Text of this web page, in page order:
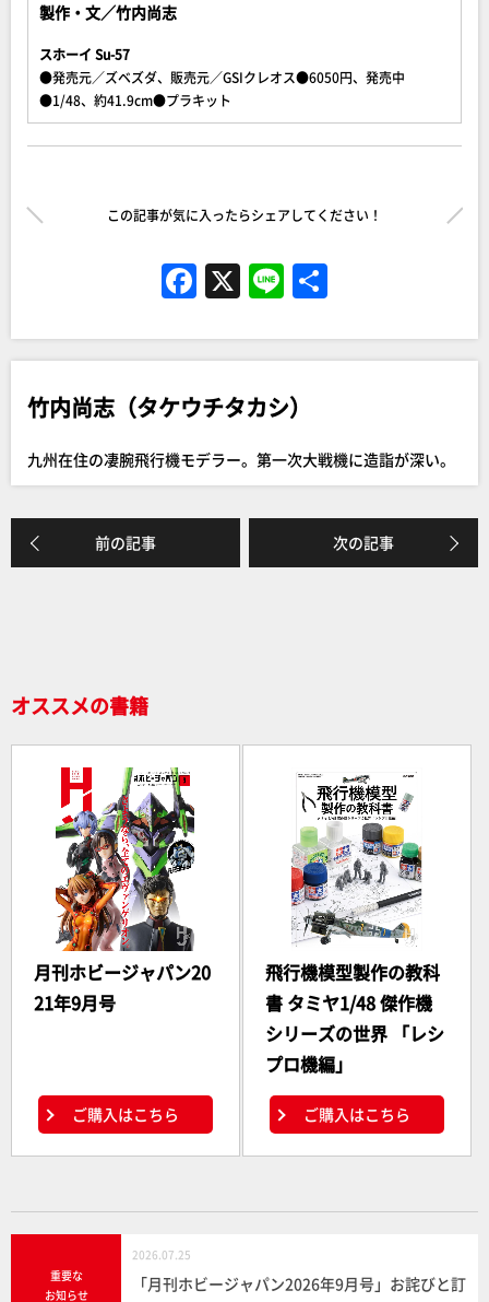
製作・文／竹内尚志
スホーイ Su-57
●発売元／ズベズダ、販売元／GSIクレオス●6050円、発売中
●1/48、約41.9cm●プラキット
この記事が気に入ったらシェアしてください！
F
a
c
e
b
o
o
k
X Li
n
e
竹内尚志（タケウチタカシ）
九州在住の凄腕飛行機モデラー。第一次大戦機に造詣が深い。
前の記事 次の記事
オススメの書籍
月刊ホビージャパン20
21年9月号
ご購入はこちら
飛行機模型製作の教科
書 タミヤ1/48 傑作機
シリーズの世界 「レシ
プロ機編」
ご購入はこちら
重要な
お知らせ
2026.07.25
「月刊ホビージャパン2026年9月号」お詫びと訂